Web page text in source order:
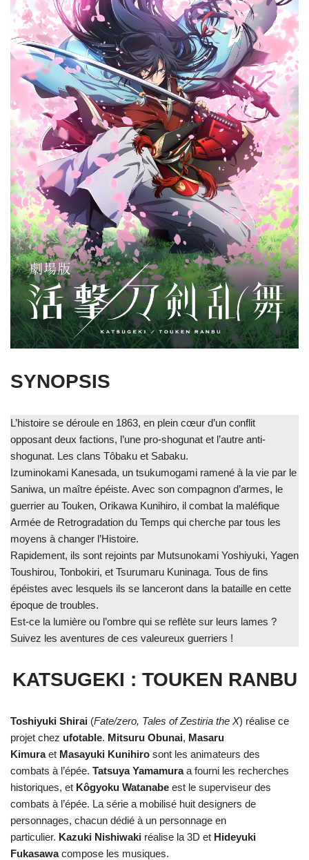
SYNOPSIS
L’histoire se déroule en 1863, en plein cœur d’un conflit
opposant deux factions, l’une pro-shogunat et l’autre anti-
shogunat. Les clans Tôbaku et Sabaku.
Izuminokami Kanesada, un tsukumogami ramené à la vie par le
Saniwa, un maître épéiste. Avec son compagnon d’armes, le
guerrier au Touken, Orikawa Kunihiro, il combat la maléfique
Armée de Retrogradation du Temps qui cherche par tous les
moyens à changer l’Histoire.
Rapidement, ils sont rejoints par Mutsunokami Yoshiyuki, Yagen
Toushirou, Tonbokiri, et Tsurumaru Kuninaga. Tous de fins
épéistes avec lesquels ils se lanceront dans la bataille en cette
époque de troubles.
Est-ce la lumière ou l’ombre qui se reflète sur leurs lames ?
Suivez les aventures de ces valeureux guerriers !
KATSUGEKI : TOUKEN RANBU
Toshiyuki Shirai (Fate/zero, Tales of Zestiria the X) réalise ce
projet chez ufotable. Mitsuru Obunai, Masaru
Kimuraet Masayuki Kunihiro sont les animateurs des
combats à l’épée. Tatsuya Yamamuraa fourni les recherches
historiques, et Kôgyoku Watanabe est le superviseur des
combats à l’épée. La série a mobilisé huit designers de
personnages, chacun dédié à un personnage en
particulier. Kazuki Nishiwaki réalise la 3D et Hideyuki
Fukasawacompose les musiques.